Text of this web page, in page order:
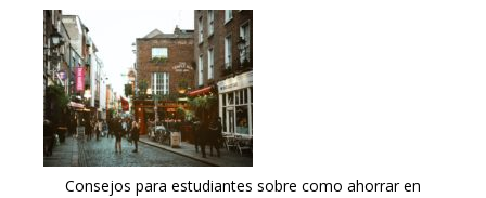
Consejos para estudiantes sobre como ahorrar en